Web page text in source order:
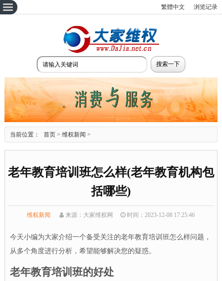
繁體中文 浏览记录
当前位置： 首页> 维权新闻 >
老年教育培训班怎么样(老年教育机构包
括哪些)
维权新闻 来源：大家维权网 时间：2023-12-08 17:25:46
今天小编为大家介绍一个备受关注的老年教育培训班怎么样问题，
从多个角度进行分析，希望能够解决您的疑惑。
老年教育培训班的好处